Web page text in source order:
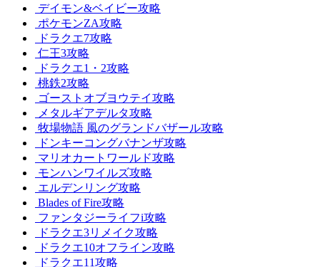
デイモン&ベイビー攻略
ポケモンZA攻略
ドラクエ7攻略
仁王3攻略
ドラクエ1・2攻略
桃鉄2攻略
ゴーストオブヨウテイ攻略
メタルギアデルタ攻略
牧場物語 風のグランドバザール攻略
ドンキーコングバナンザ攻略
マリオカートワールド攻略
モンハンワイルズ攻略
エルデンリング攻略
Blades of Fire攻略
ファンタジーライフi攻略
ドラクエ3リメイク攻略
ドラクエ10オフライン攻略
ドラクエ11攻略